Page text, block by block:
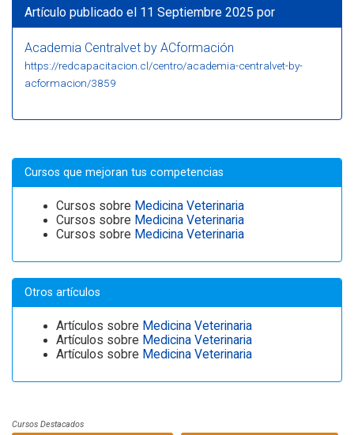
Artículo publicado el 11 Septiembre 2025 por
Academia Centralvet by ACformación
https://redcapacitacion.cl/centro/academia-centralvet-by-
acformacion/3859
Cursos que mejoran tus competencias
Cursos sobre Medicina Veterinaria
Cursos sobre Medicina Veterinaria
Cursos sobre Medicina Veterinaria
Otros artículos
Artículos sobre Medicina Veterinaria
Artículos sobre Medicina Veterinaria
Artículos sobre Medicina Veterinaria
Cursos Destacados